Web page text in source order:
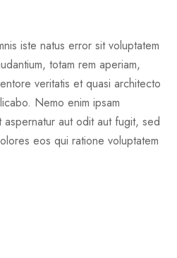
iste natus error sit voluptatem
totam rem aperiam,
veritatis et quasi architecto
Nemo enim ipsam
aspernatur aut odit aut fugit, sed
eos qui ratione voluptatem